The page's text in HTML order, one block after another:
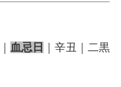
血忌日
｜辛丑｜二黒